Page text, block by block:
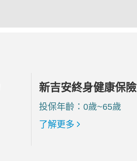
新吉安終身健康保險
投保年齡：0歲~65歲
了解更多